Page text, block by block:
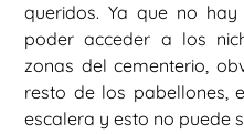
queridos. Ya que no
poder acceder a los
zonas del cementerio,
resto de los pabellones,
escalera y esto no puede